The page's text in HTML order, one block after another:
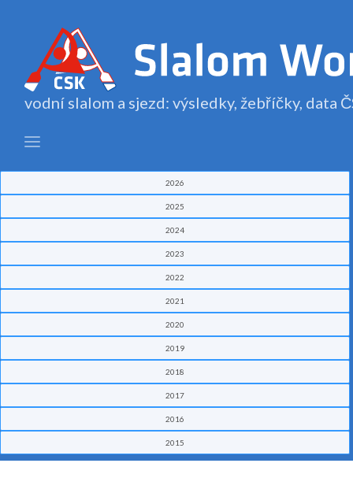
vodní slalom a sjezd: výsledky, žebříčky, data
2026
2025
2024
2023
2022
2021
2020
2019
2018
2017
2016
2015